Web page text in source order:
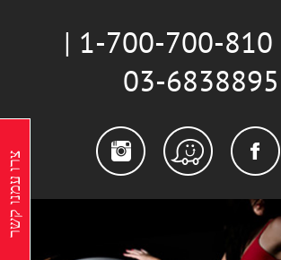
חייגו: 1-700-700-810 |
03-6838895
Facebook
Waze
צרו עמנו קשר